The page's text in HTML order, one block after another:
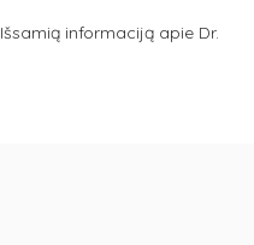
informaciją apie Dr.